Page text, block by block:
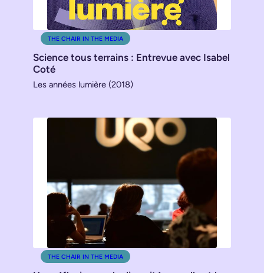
THE CHAIR IN THE MEDIA
Science tous terrains : Entrevue avec Isabel
Coté
Les années lumière (2018)
THE CHAIR IN THE MEDIA